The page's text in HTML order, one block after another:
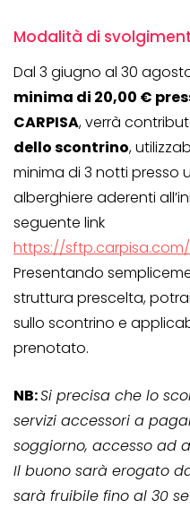
Modalità di
Dal 3 giugno al 30
minima di 20,00 €
CARPISA, verrà
dello scontrino,
minima di 3 notti presso
alberghiere aderenti
seguente link
https://
Presentando
struttura prescelta,
sullo scontrino e
prenotato.
NB:Si precisa che lo
servizi accessori a
soggiorno, accesso ad
Il buono sarà erogato
sarà fruibile fino al 30